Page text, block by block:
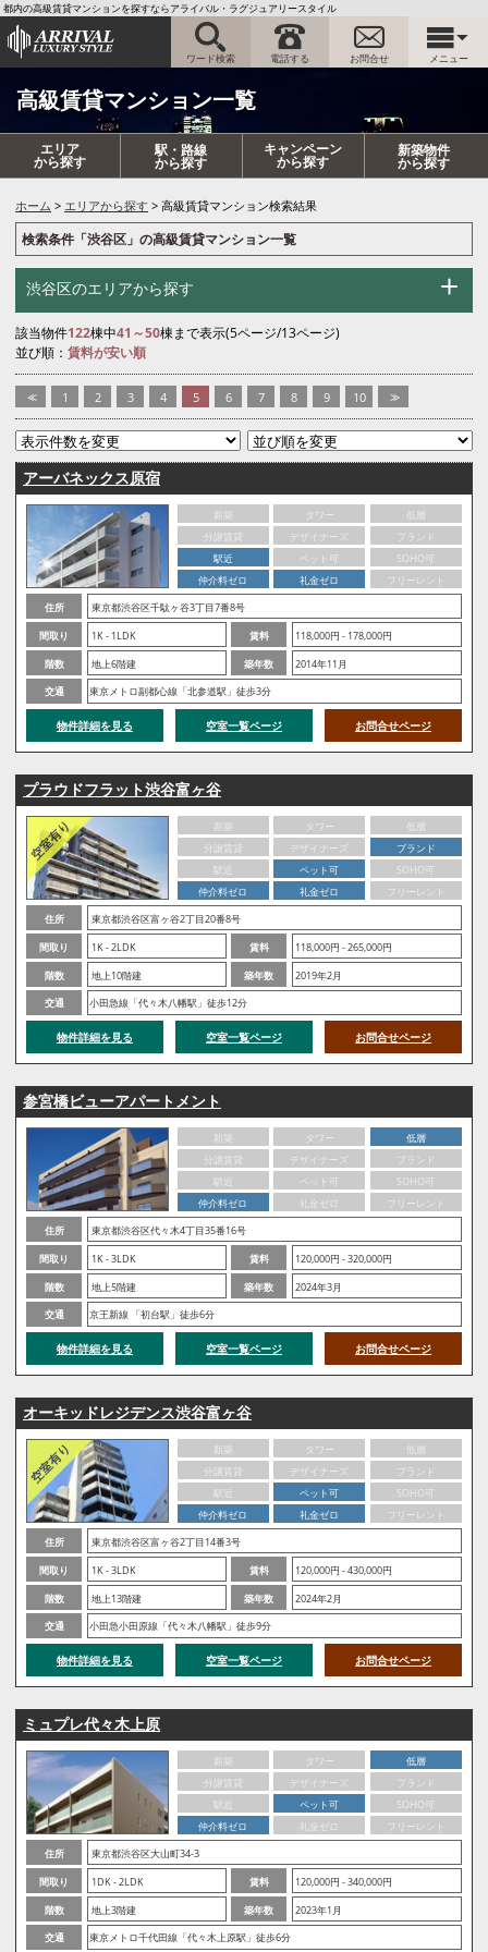
都内の高級賃貸マンションを探すならアライバル・ラグジュアリースタイル
ワード検索 電話する お問合せ メニュー
高級賃貸マンション一覧
エリア
から探す
駅・路線
から探す
キャンペーン
から探す
新築物件
から探す
ホーム エリアから探す 高級賃貸マンション検索結果
検索条件「渋谷区」の高級賃貸マンション一覧
渋谷区のエリアから探す
該当物件122棟中41～50棟まで表示(5ページ/13ページ)
並び順： 賃料が安い順
<< 1 2 3 4 5 6 7 8 9 10 >>
アーバネックス原宿
新築 タワー
低層
分譲賃貸
デザイナーズ
ブランド
駅近
ペット可
SOHO可
仲介料ゼロ
礼金ゼロ
フリーレント
住所
東京都渋谷区千駄ヶ谷3丁目7番8号
間取り
1K - 1LDK 賃料
118,000円 - 178,000円
階数
地上6階建 築年数
2014年11月
交通
東京メトロ副都心線「北参道駅」徒歩3分
物件詳細を見る 空室一覧ページ お問合せページ
プラウドフラット渋谷富ヶ谷
新築 タワー
低層
分譲賃貸
デザイナーズ
ブランド
駅近
ペット可
SOHO可
仲介料ゼロ
礼金ゼロ
フリーレント
住所
東京都渋谷区富ヶ谷2丁目20番8号
間取り
1K - 2LDK 賃料
118,000円 - 265,000円
階数
地上10階建 築年数
2019年2月
交通
小田急線「代々木八幡駅」徒歩12分
物件詳細を見る 空室一覧ページ お問合せページ
参宮橋ビューアパートメント
新築 タワー
低層
分譲賃貸
デザイナーズ
ブランド
駅近
ペット可
SOHO可
仲介料ゼロ
礼金ゼロ
フリーレント
住所
東京都渋谷区代々木4丁目35番16号
間取り
1K - 3LDK 賃料
120,000円 - 320,000円
階数
地上5階建 築年数
2024年3月
交通
京王新線 「初台駅」徒歩6分
物件詳細を見る 空室一覧ページ お問合せページ
オーキッドレジデンス渋谷富ヶ谷
新築 タワー
低層
分譲賃貸
デザイナーズ
ブランド
駅近
ペット可
SOHO可
仲介料ゼロ
礼金ゼロ
フリーレント
住所
東京都渋谷区富ヶ谷2丁目14番3号
間取り
1K - 3LDK 賃料
120,000円 - 430,000円
階数
地上13階建 築年数
2024年2月
交通
小田急小田原線「代々木八幡駅」徒歩9分
物件詳細を見る 空室一覧ページ お問合せページ
ミュプレ代々木上原
新築 タワー
低層
分譲賃貸
デザイナーズ
ブランド
駅近
ペット可
SOHO可
仲介料ゼロ
礼金ゼロ
フリーレント
住所
東京都渋谷区大山町34-3
間取り
1DK - 2LDK 賃料
120,000円 - 340,000円
階数
地上3階建 築年数
2023年1月
交通
東京メトロ千代田線「代々木上原駅」徒歩6分